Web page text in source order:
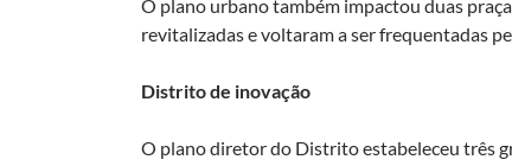
O plano urbano também impactou duas
revitalizadas e voltaram a ser frequentadas
Distrito de inovação
O plano diretor do Distrito estabeleceu três